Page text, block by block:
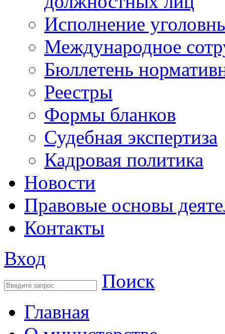
Исполнение
Международное
Бюллетень
Реестры
Формы бланков
Судебная экспертиза
Кадровая политика
Новости
Правовые основы
Контакты
Вход
Поиск
Главная